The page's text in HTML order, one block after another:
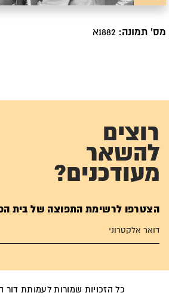
מס' תמונה:
רוצים
להשאר
מעודכנים?
הצטרפו לרשימת התפוצה של בית
כל הזכויות שמורות לעמותת דור